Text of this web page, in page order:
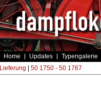
Home Updates Typengalerie
Lieferung 50 1750 - 50 1767